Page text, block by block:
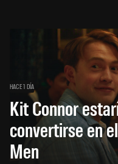
HACE 1 DÍA
Kit Connor
convertirse en
Men